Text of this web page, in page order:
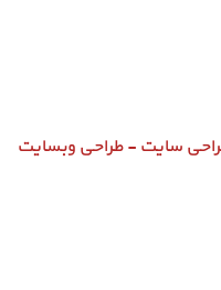
سایت - طراحی وبسایت